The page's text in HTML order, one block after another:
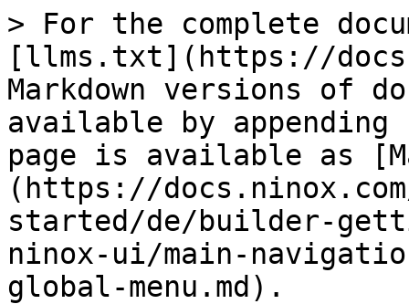
> For the complete
[llms.txt](https://
Markdown versions of
available by
page is available as
(https://
started/de/builder-
ninox-ui/main-
global-menu.md).